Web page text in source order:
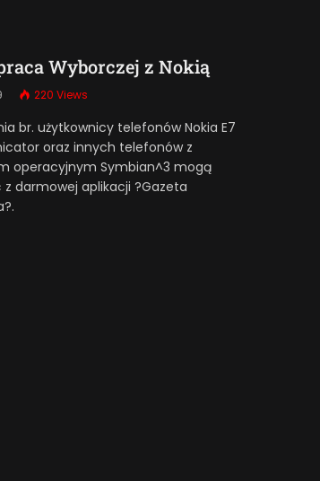
Wyborczej z Nokią
220 Views
br. użytkownicy telefonów Nokia E7
oraz innych telefonów z
operacyjnym Symbian^3 mogą
z darmowej aplikacji ?Gazeta